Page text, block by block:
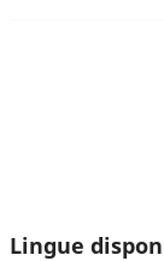
Lingue